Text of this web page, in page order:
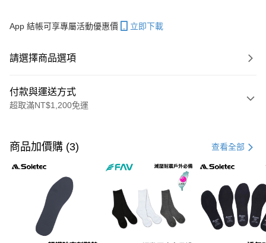
App 結帳可享專屬活動優惠價 立即下載
請選擇商品選項
付款與運送方式
超取滿NT$1,200免運
信用卡一次付款
信用卡分期付款
3 期 0 利率 每期 21家銀行
合作金庫商業銀行
第一商業銀行
華南商業銀行
彰化商業銀行
上海商業儲蓄銀行
台北富邦商業銀行
超商取貨付款
Apple Pay
商品加價購 (3) 查看全部